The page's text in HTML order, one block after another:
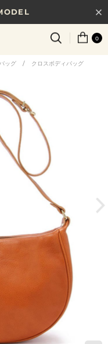
円以上で送料無料
しいギフトガイド
0
ッグ / クロスボディバッグ